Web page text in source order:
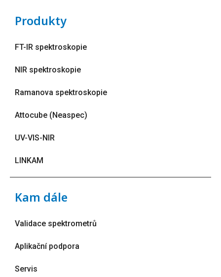
Produkty
FT-IR spektroskopie
NIR spektroskopie
Ramanova spektroskopie
Attocube (Neaspec)
UV-VIS-NIR
LINKAM
Kam dále
Validace spektrometrů
Aplikační podpora
Servis